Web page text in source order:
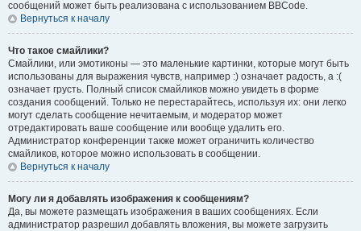
сообщений может быть реализована с использованием BBCode.
Вернуться к началу
Что такое смайлики?
Смайлики, или эмотиконы — это маленькие картинки, которые могут быть
использованы для выражения чувств, например :) означает радость, а :(
означает грусть. Полный список смайликов можно увидеть в форме
создания сообщений. Только не перестарайтесь, используя их: они легко
могут сделать сообщение нечитаемым, и модератор может
отредактировать ваше сообщение или вообще удалить его.
Администратор конференции также может ограничить количество
смайликов, которое можно использовать в сообщении.
Вернуться к началу
Могу ли я добавлять изображения к сообщениям?
Да, вы можете размещать изображения в ваших сообщениях. Если
администратор разрешил добавлять вложения, вы можете загрузить